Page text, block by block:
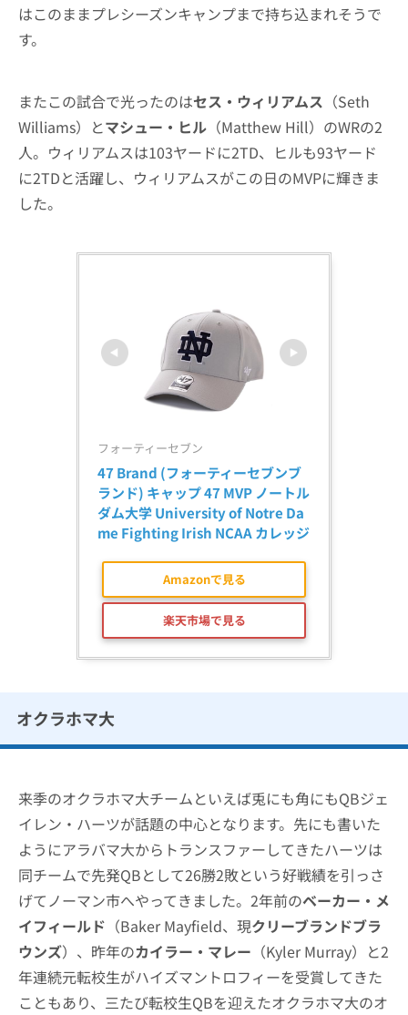
はこのままプレシーズンキャンプまで持ち込まれそうで
す。
またこの試合で光ったのはセス・ウィリアムス （Seth
Williams）とマシュー・ヒル （Matthew Hill）のWRの2
人。ウィリアムスは103ヤードに2TD、ヒルも93ヤード
に2TDと活躍し、ウィリアムスがこの日のMVPに輝きま
した。
フォーティーセブン
47 Brand (フォーティーセブンブ
ランド) キャップ 47 MVP ノートル
ダム大学 University of Notre Da
me Fighting Irish NCAA カレッジ
Amazonで見る
楽天市場で見る
オクラホマ大
来季のオクラホマ大チームといえば兎にも角にもQBジェ
イレン・ハーツが話題の中心となります。先にも書いた
ようにアラバマ大からトランスファーしてきたハーツは
同チームで先発QBとして26勝2敗という好戦績を引っさ
げてノーマン市へやってきました。2年前のベーカー・メ
イフィールド （Baker Mayfield、現クリーブランドブラ
ウンズ）、昨年のカイラー・マレー （Kyler Murray）と2
年連続元転校生がハイズマントロフィーを受賞してきた
こともあり、三たび転校生QBを迎えたオクラホマ大のオ